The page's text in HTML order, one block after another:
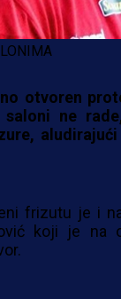
otvoren
ne
aludirajući
frizutu je i
koji je na